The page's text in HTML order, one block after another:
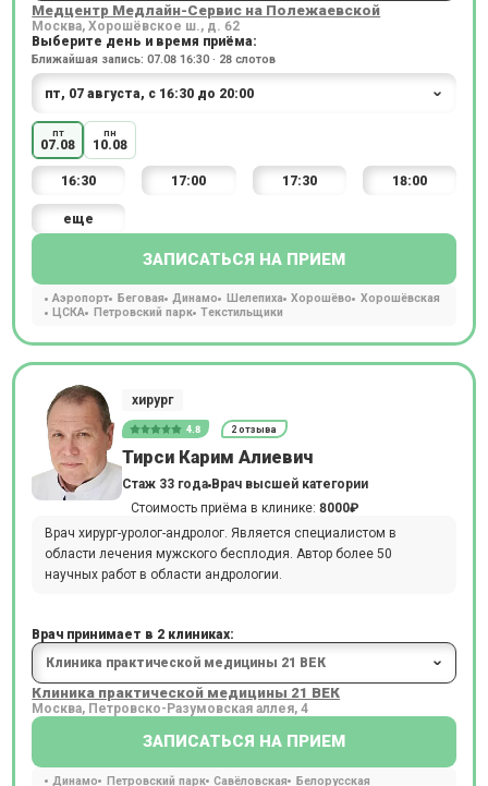
Медцентр Медлайн-Сервис на Полежаевской
Москва, Хорошёвское ш., д. 62
Выберите день и время приёма:
Ближайшая запись: 07.08 16:30 · 28 слотов
пт
07.08
пн
10.08
16:30 17:00 17:30 18:00
еще
ЗАПИСАТЬСЯ НА ПРИЕМ
Аэропорт Беговая Динамо Шелепиха Хорошёво
Хорошёвская
ЦСКА
Петровский парк Текстильщики
хирург
4.8 2 отзыва
Тирси Карим Алиевич
Стаж 33 года Врач высшей категории
Стоимость приёма в клинике: 8000₽
Врач хирург-уролог-андролог. Является специалистом в
области лечения мужского бесплодия. Автор более 50
научных работ в области андрологии.
Врач принимает в 2 клиниках:
Клиника практической медицины 21 ВЕК
Москва, Петровско-Разумовская аллея, 4
ЗАПИСАТЬСЯ НА ПРИЕМ
Динамо Петровский парк Савёловская Белорусская